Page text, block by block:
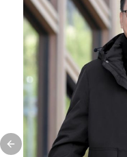
Previous slide